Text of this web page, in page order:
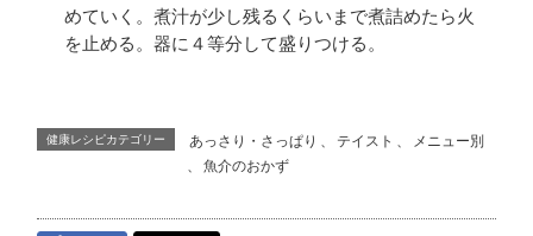
めていく。煮汁が少し残るくらいまで煮詰めたら火
を止める。器に４等分して盛りつける。
健康レシピカテゴリー あっさり・さっぱり 、 テイスト 、
メニュー別
、
魚介のおかず